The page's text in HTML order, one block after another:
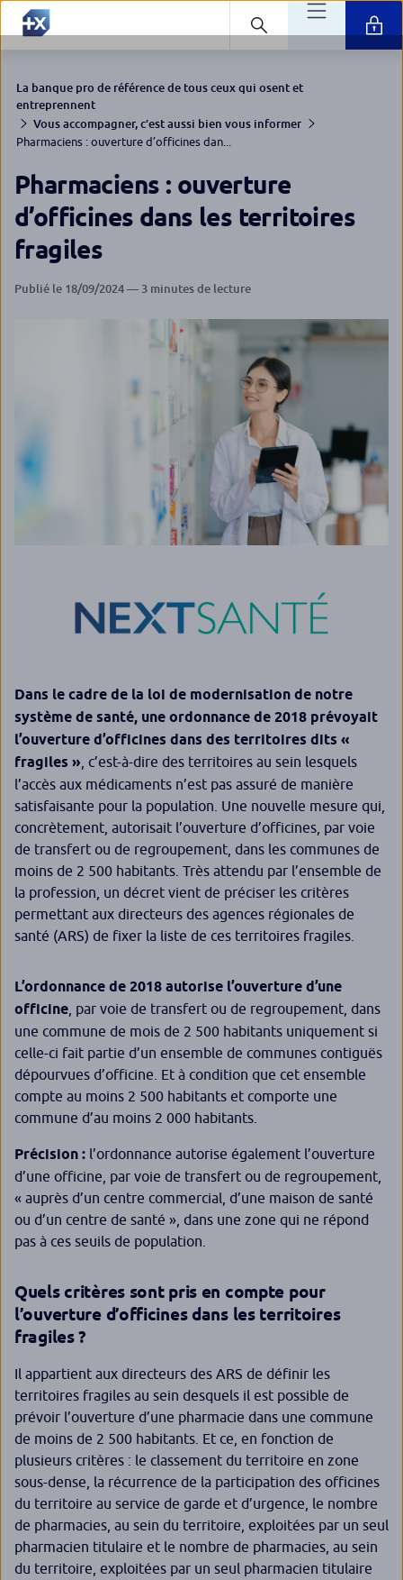
La banque pro de référence de tous ceux qui osent et
entreprennent
Vous accompagner, c’est aussi bien vous informer
Pharmaciens : ouverture d’officines dan...
Pharmaciens : ouverture
d’officines dans les territoires
fragiles
Publié le 18/09/2024 — 3 minutes de lecture
Dans le cadre de la loi de modernisation de notre
système de santé, une ordonnance de 2018 prévoyait
l’ouverture d’officines dans des territoires dits «
fragiles » , c’est-à-dire des territoires au sein lesquels
l’accès aux médicaments n’est pas assuré de manière
satisfaisante pour la population. Une nouvelle mesure qui,
concrètement, autorisait l’ouverture d’officines, par voie
de transfert ou de regroupement, dans les communes de
moins de 2 500 habitants. Très attendu par l’ensemble de
la profession, un décret vient de préciser les critères
permettant aux directeurs des agences régionales de
santé (ARS) de fixer la liste de ces territoires fragiles.
L’ordonnance de 2018 autorise l’ouverture d’une
officine , par voie de transfert ou de regroupement, dans
une commune de mois de 2 500 habitants uniquement si
celle-ci fait partie d’un ensemble de communes contiguës
dépourvues d’officine. Et à condition que cet ensemble
compte au moins 2 500 habitants et comporte une
commune d’au moins 2 000 habitants.
Précision : l’ordonnance autorise également l’ouverture
d’une officine, par voie de transfert ou de regroupement,
« auprès d’un centre commercial, d’une maison de santé
ou d’un centre de santé », dans une zone qui ne répond
pas à ces seuils de population.
Quels critères sont pris en compte pour
l’ouverture d’officines dans les territoires
fragiles ?
Il appartient aux directeurs des ARS de définir les
territoires fragiles au sein desquels il est possible de
prévoir l’ouverture d’une pharmacie dans une commune
de moins de 2 500 habitants. Et ce, en fonction de
plusieurs critères : le classement du territoire en zone
sous-dense, la récurrence de la participation des officines
du territoire au service de garde et d’urgence, le nombre
de pharmacies, au sein du territoire, exploitées par un seul
pharmacien titulaire et le nombre de pharmacies, au sein
du territoire, exploitées par un seul pharmacien titulaire